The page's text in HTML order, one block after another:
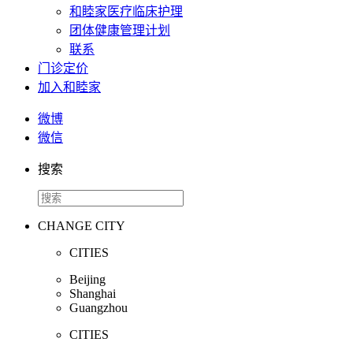
和睦家医疗临床护理
团体健康管理计划
联系
门诊定价
加入和睦家
微博
微信
搜索
CHANGE CITY
CITIES
Beijing
Shanghai
Guangzhou
CITIES